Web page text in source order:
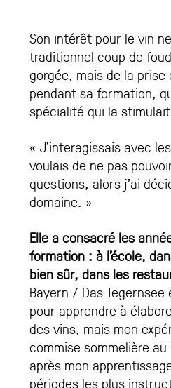
Son intérêt pour le vin
traditionnel coup de
gorgée, mais de la prise
pendant sa formation,
spécialité qui la
« J’interagissais avec
voulais de ne pas
questions, alors j’ai
domaine. »
Elle a consacré les
formation : à l’école,
bien sûr, dans les
Bayern / Das Tegernsee
pour apprendre à
des vins, mais mon
commise sommelière
après mon
périodes les plus